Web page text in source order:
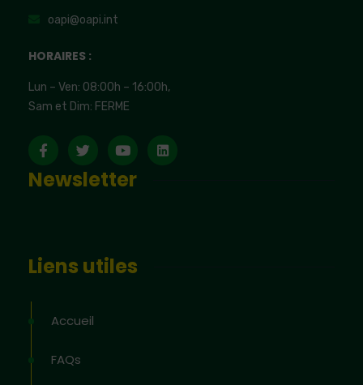
oapi@oapi.int
HORAIRES :
Lun – Ven: 08:00h – 16:00h,
Sam et Dim: FERME
Newsletter
Liens utiles
Accueil
FAQs